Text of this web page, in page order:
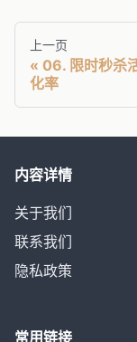
上一页
06. 限时秒杀
化率
内容详情
关于我们
联系我们
隐私政策
常用链接